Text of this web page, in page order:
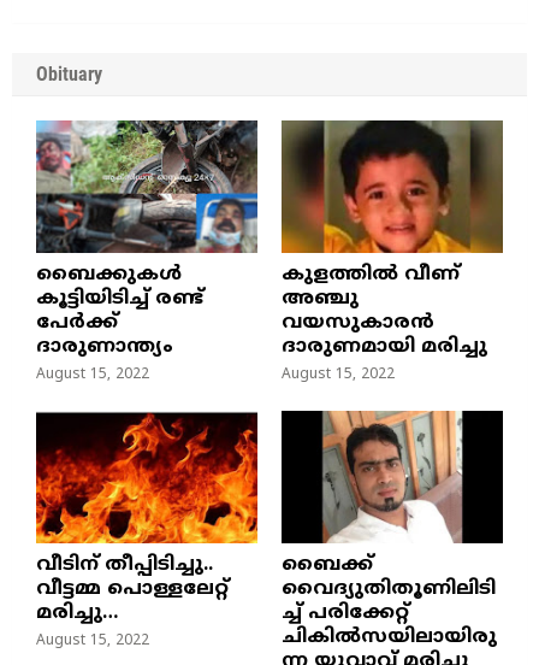
Obituary
ബൈക്കുകൾ
കൂട്ടിയിടിച്ച് രണ്ട്
പേർക്ക്
ദാരുണാന്ത്യം
August 15, 2022
കുളത്തില്‍ വീണ്
അഞ്ചു
വയസുകാരന്‍
ദാരുണമായി മരിച്ചു
August 15, 2022
വീടിന് തീപ്പിടിച്ചു..
വീട്ടമ്മ പൊള്ളലേറ്റ്
മരിച്ചു…
August 15, 2022
ബൈക്ക്
വൈദ്യുതിതൂണിലിടി
ച്ച്‌ പരിക്കേറ്റ്
ചികില്‍സയിലായിരു